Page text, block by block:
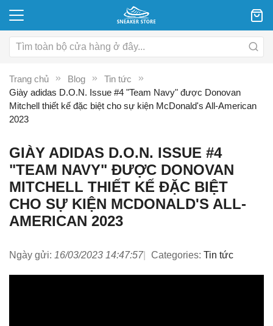
Trang chủ Blog
Tin tức
Giày adidas D.O.N. Issue #4 "Team Navy" được Donovan
Mitchell thiết kế đặc biệt cho sự kiện McDonald's All-American
2023
GIÀY ADIDAS D.O.N. ISSUE #4
"TEAM NAVY" ĐƯỢC DONOVAN
MITCHELL THIẾT KẾ ĐẶC BIỆT
CHO SỰ KIỆN MCDONALD'S ALL-
AMERICAN 2023
Ngày gửi: 16/03/2023 14:47:57 Categories: Tin tức